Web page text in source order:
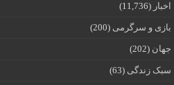
اخبار (11,736)
بازی و سرگرمی (200)
جهان (202)
سبک زندگی (63)